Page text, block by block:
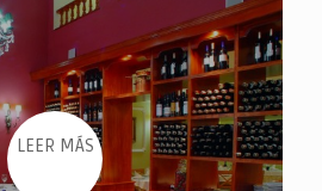
LEER MÁS